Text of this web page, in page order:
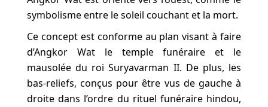
symbolisme entre le soleil couchant et la mort.
Ce concept est conforme au plan visant à faire
d’Angkor Wat le temple funéraire et le
mausolée du roi Suryavarman II. De plus, les
bas-reliefs, conçus pour être vus de gauche à
droite dans l’ordre du rituel funéraire hindou,